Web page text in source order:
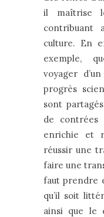
il maîtrise
contribuant
culture. En
exemple,
voyager
progrès
sont
de contrées
enrichie et
réussir une
faire une
faut prendre
qu’il soit
ainsi que le